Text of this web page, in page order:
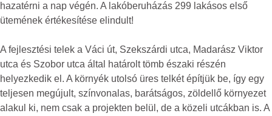
hazatérni a nap végén. A lakóberuházás 299 lakásos első
ütemének értékesítése elindult!
A fejlesztési telek a Váci út, Szekszárdi utca, Madarász Viktor
utca és Szobor utca által határolt tömb északi részén
helyezkedik el. A környék utolsó üres telkét építjük be, így egy
teljesen megújult, színvonalas, barátságos, zöldellő környezet
alakul ki, nem csak a projekten belül, de a közeli utcákban is. A